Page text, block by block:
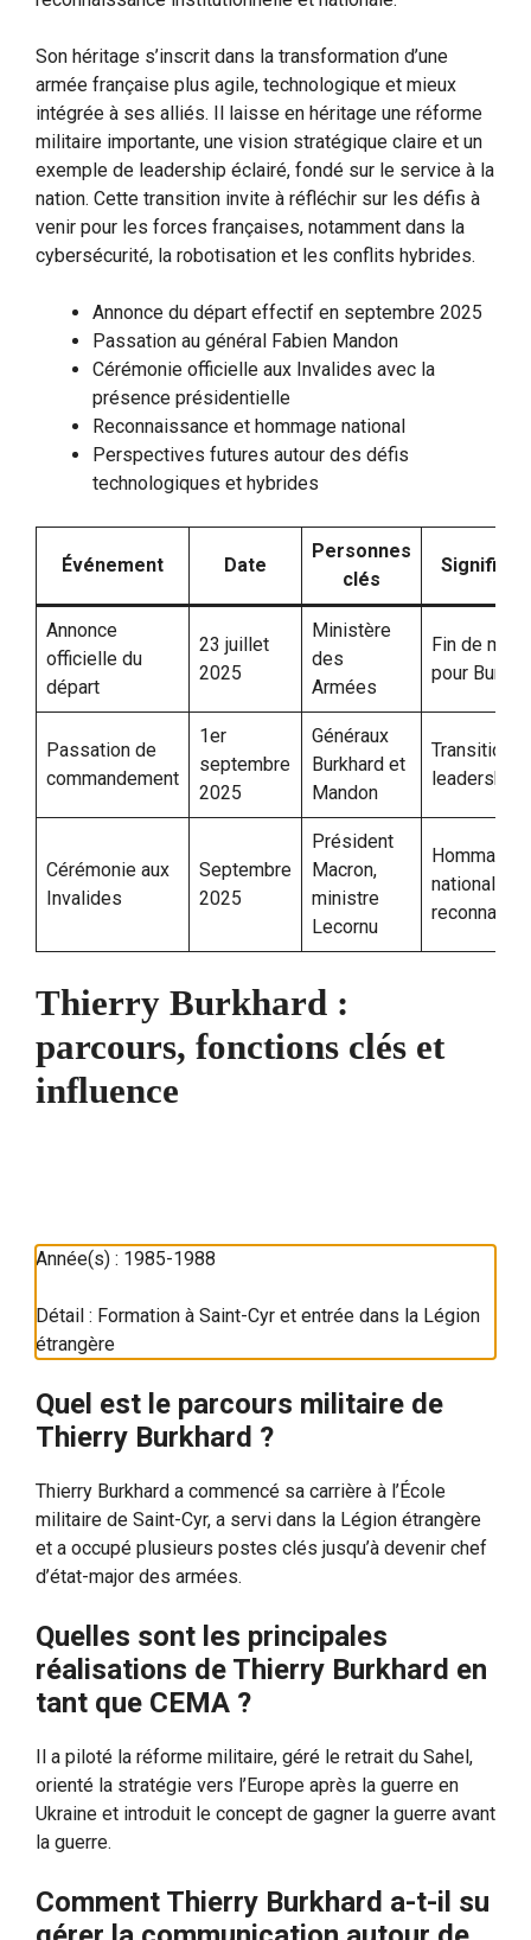
Son héritage s’inscrit dans la transformation d’une
armée française plus agile, technologique et mieux
intégrée à ses alliés. Il laisse en héritage une réforme
militaire importante, une vision stratégique claire et un
exemple de leadership éclairé, fondé sur le service à la
nation. Cette transition invite à réfléchir sur les défis à
venir pour les forces françaises, notamment dans la
cybersécurité, la robotisation et les conflits hybrides.
Annonce du départ effectif en septembre 2025
Passation au général Fabien Mandon
Cérémonie officielle aux Invalides avec la
présence présidentielle
Reconnaissance et hommage national
Perspectives futures autour des défis
technologiques et hybrides
Événement Date
Personnes
clés
Annonce
officielle du
départ
23 juillet
2025
Ministère
des
Armées
Fin de
pour
Passation de
commandement
1er
septembre
2025
Généraux
Burkhard et
Mandon
Transition
leadership
Cérémonie aux
Invalides
Septembre
2025
Président
Macron,
ministre
Lecornu
Hommage
national et
Thierry Burkhard :
parcours, fonctions clés et
influence
Année(s) : 1985-1988
Détail : Formation à Saint-Cyr et entrée dans la Légion
étrangère
Quel est le parcours militaire de
Thierry Burkhard ?
Thierry Burkhard a commencé sa carrière à l’École
militaire de Saint-Cyr, a servi dans la Légion étrangère
et a occupé plusieurs postes clés jusqu’à devenir chef
d’état-major des armées.
Quelles sont les principales
réalisations de Thierry Burkhard en
tant que CEMA ?
Il a piloté la réforme militaire, géré le retrait du Sahel,
orienté la stratégie vers l’Europe après la guerre en
Ukraine et introduit le concept de gagner la guerre avant
la guerre.
Comment Thierry Burkhard a-t-il su